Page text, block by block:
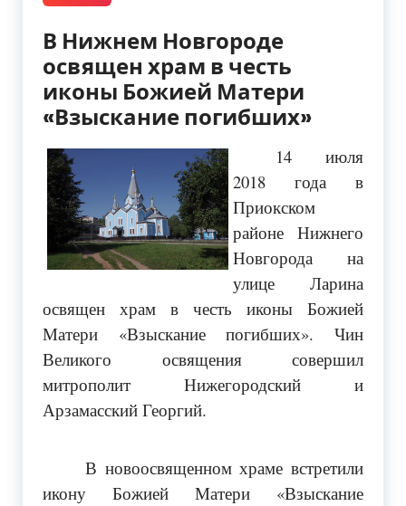
В Нижнем Новгороде
освящен храм в честь
иконы Божией Матери
«Взыскание погибших»
14 июля
2018 года в
Приокском
районе Нижнего
Новгорода на
улице Ларина
освящен храм в честь иконы Божией
Матери «Взыскание погибших». Чин
Великого освящения совершил
митрополит Нижегородский и
Арзамасский Георгий.
В новоосвященном храме встретили
икону Божией Матери «Взыскание